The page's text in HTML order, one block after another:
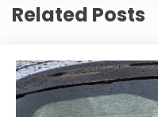
Related Posts